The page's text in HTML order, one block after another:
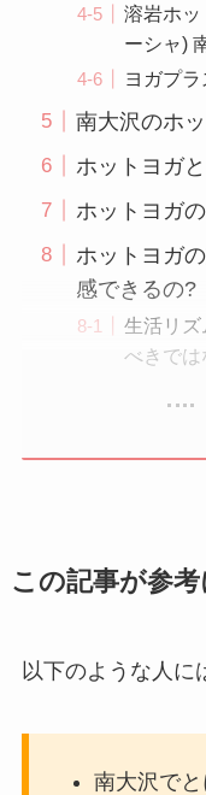
溶岩ホッ
ーシャ)
ヨガプ
南大沢のホ
ホットヨガ
ホットヨガ
ホットヨガ
感できるの?
生活リズ
べきでは
この記事が参
以下のような人に
南大沢で